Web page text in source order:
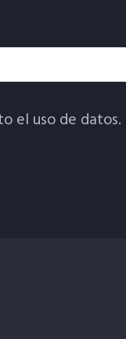
el uso de datos.